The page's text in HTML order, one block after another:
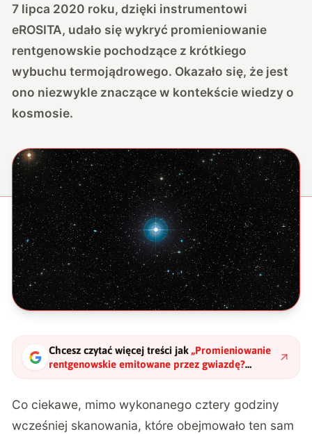
7 lipca 2020 roku, dzięki instrumentowi
eROSITA, udało się wykryć promieniowanie
rentgenowskie pochodzące z krótkiego
wybuchu termojądrowego. Okazało się, że jest
ono niezwykle znaczące w kontekście wiedzy o
kosmosie.
Chcesz czytać więcej treści jak „Promieniowanie
rentgenowskie emitowane przez gwiazdę?
Potwierdziła się hipoteza sprzed 30 lat"?
Co ciekawe, mimo wykonanego cztery godziny
wcześniej skanowania, które obejmowało ten sam